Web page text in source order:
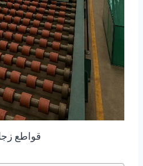
قواطع